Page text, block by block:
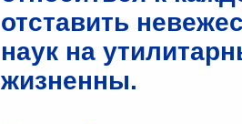
отставить
наук на
жизненны.